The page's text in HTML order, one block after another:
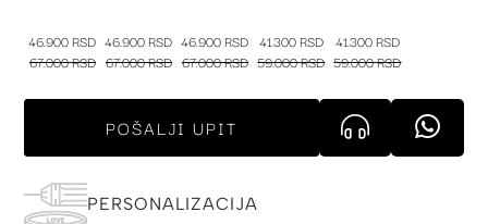
46.900 RSD
67.000 RSD
46.900 RSD
67.000 RSD
46.900 RSD
67.000 RSD
41.300 RSD
59.000 RSD
41.300 RSD
59.000 RSD
POŠALJI UPIT
PERSONALIZACIJA